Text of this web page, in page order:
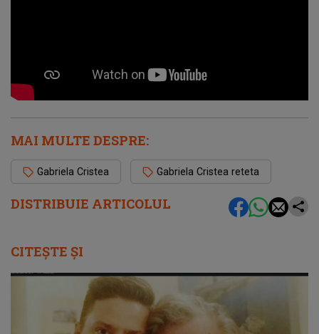
DISTRIBUIE ARTICOLUL
MAI MULTE DESPRE:
Gabriela Cristea Gabriela Cristea reteta
CITEȘTE ȘI